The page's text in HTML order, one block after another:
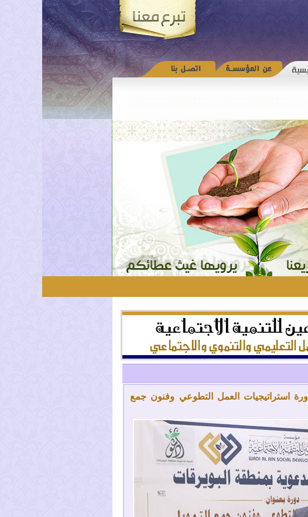
استراتيجيات العمل التطوعي وفنون جمع